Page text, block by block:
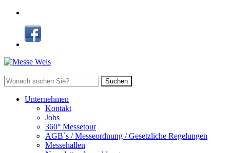
Suchen
Unternehmen
Kontakt
Jobs
360° Messetour
AGB´s / Messeordnung / Gesetzliche Regelungen
Messehallen